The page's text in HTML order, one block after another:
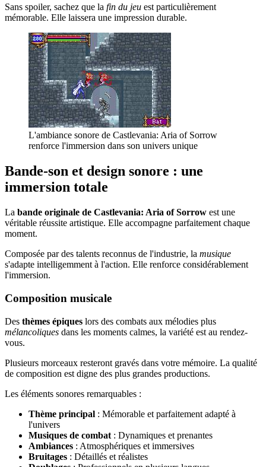
Sans spoiler, sachez que la fin du jeu est particulièrement
mémorable. Elle laissera une impression durable.
L'ambiance sonore de Castlevania: Aria of Sorrow
renforce l'immersion dans son univers unique
Bande-son et design sonore : une
immersion totale
La bande originale de Castlevania: Aria of Sorrow est une
véritable réussite artistique. Elle accompagne parfaitement chaque
moment.
Composée par des talents reconnus de l'industrie, la musique
s'adapte intelligemment à l'action. Elle renforce considérablement
l'immersion.
Composition musicale
Des thèmes épiques lors des combats aux mélodies plus
mélancoliques dans les moments calmes, la variété est au rendez-
vous.
Plusieurs morceaux resteront gravés dans votre mémoire. La qualité
de composition est digne des plus grandes productions.
Les éléments sonores remarquables :
Thème principal : Mémorable et parfaitement adapté à
l'univers
Musiques de combat : Dynamiques et prenantes
Ambiances : Atmosphériques et immersives
Bruitages : Détaillés et réalistes